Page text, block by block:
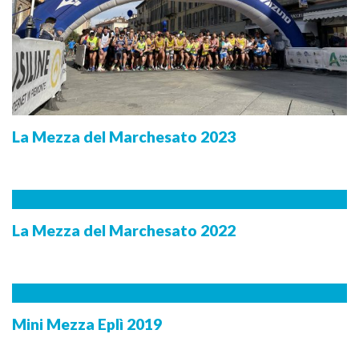
La Mezza del Marchesato 2023
La Mezza del Marchesato 2022
Mini Mezza Eplì 2019